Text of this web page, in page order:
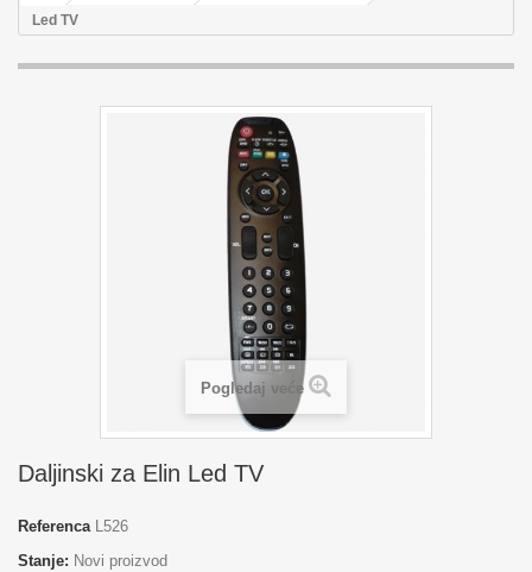
Led TV
Pogledaj veće
Daljinski za Elin Led TV
Referenca L526
Stanje: Novi proizvod